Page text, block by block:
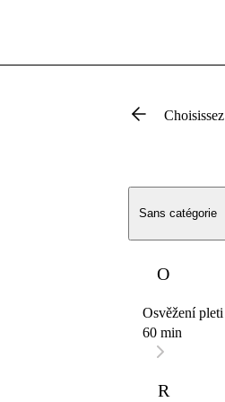
Sans catégorie
O
Osvěžení pleti
60 min
R